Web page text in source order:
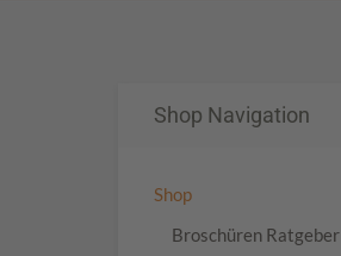
Shop Navigation
Shop
Broschüren Ratgeber